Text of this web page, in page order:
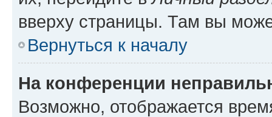
вверху страницы. Там вы
Вернуться к началу
На конференции
Возможно, отображается